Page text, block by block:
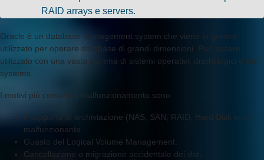
RAID arrays e servers.
Oracle è un database management system che viene in genere
utilizzato per operare database di grandi dimensioni. Può essere
utilizzato con una vasta gamma di sistemi operativi, dischi logici e file-
systems.
I motivi più comuni di malfunzionamento sono:
Il supporto di archiviazione (NAS, SAN, RAID, Hard Disk ecc.)
malfunzionante.
Guasto del Logical Volume Management.
Cancellazione o migrazione accidentale dei dati.